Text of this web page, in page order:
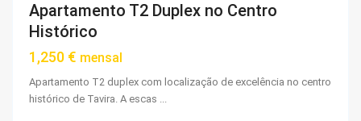
Apartamento T2 Duplex no Centro
Histórico
1,250 € mensal
Apartamento T2 duplex com localização de excelência no centro
histórico de Tavira. A escas ...